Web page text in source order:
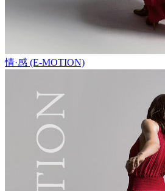
情·感 (E-MOTION)